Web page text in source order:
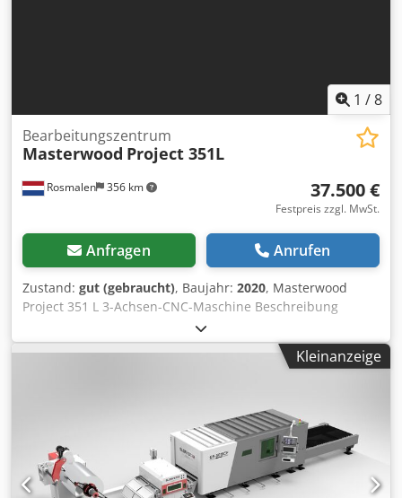
1 /8
Rosmalen 356 km
Bearbeitungszentrum
Masterwood Project 351L
37.500 €
Festpreis zzgl. MwSt.
Anfragen Anrufen
Zustand: gut (gebraucht), Baujahr: 2020, Masterwood
Project 351 L 3-Achsen-CNC-Maschine Beschreibung
Luftgekühlter 3-Achsen-Fräsmotor 17,5 PS (HSK-63F)
Statischer Frequenzumrichter für
Programmiergeschwindigkeit 1.500-24.000 U/min.
Teile Vorbereitet für die Installation. Klemmen 2
horizontale Klemmen für Balkenholz 6 Nullpunkte über
der X-Achse (Positionierung der Platten auf der Rückseite
der Stützen) 8 Nullpunkte über der X-Achse (Positionierung
Kleinanzeige